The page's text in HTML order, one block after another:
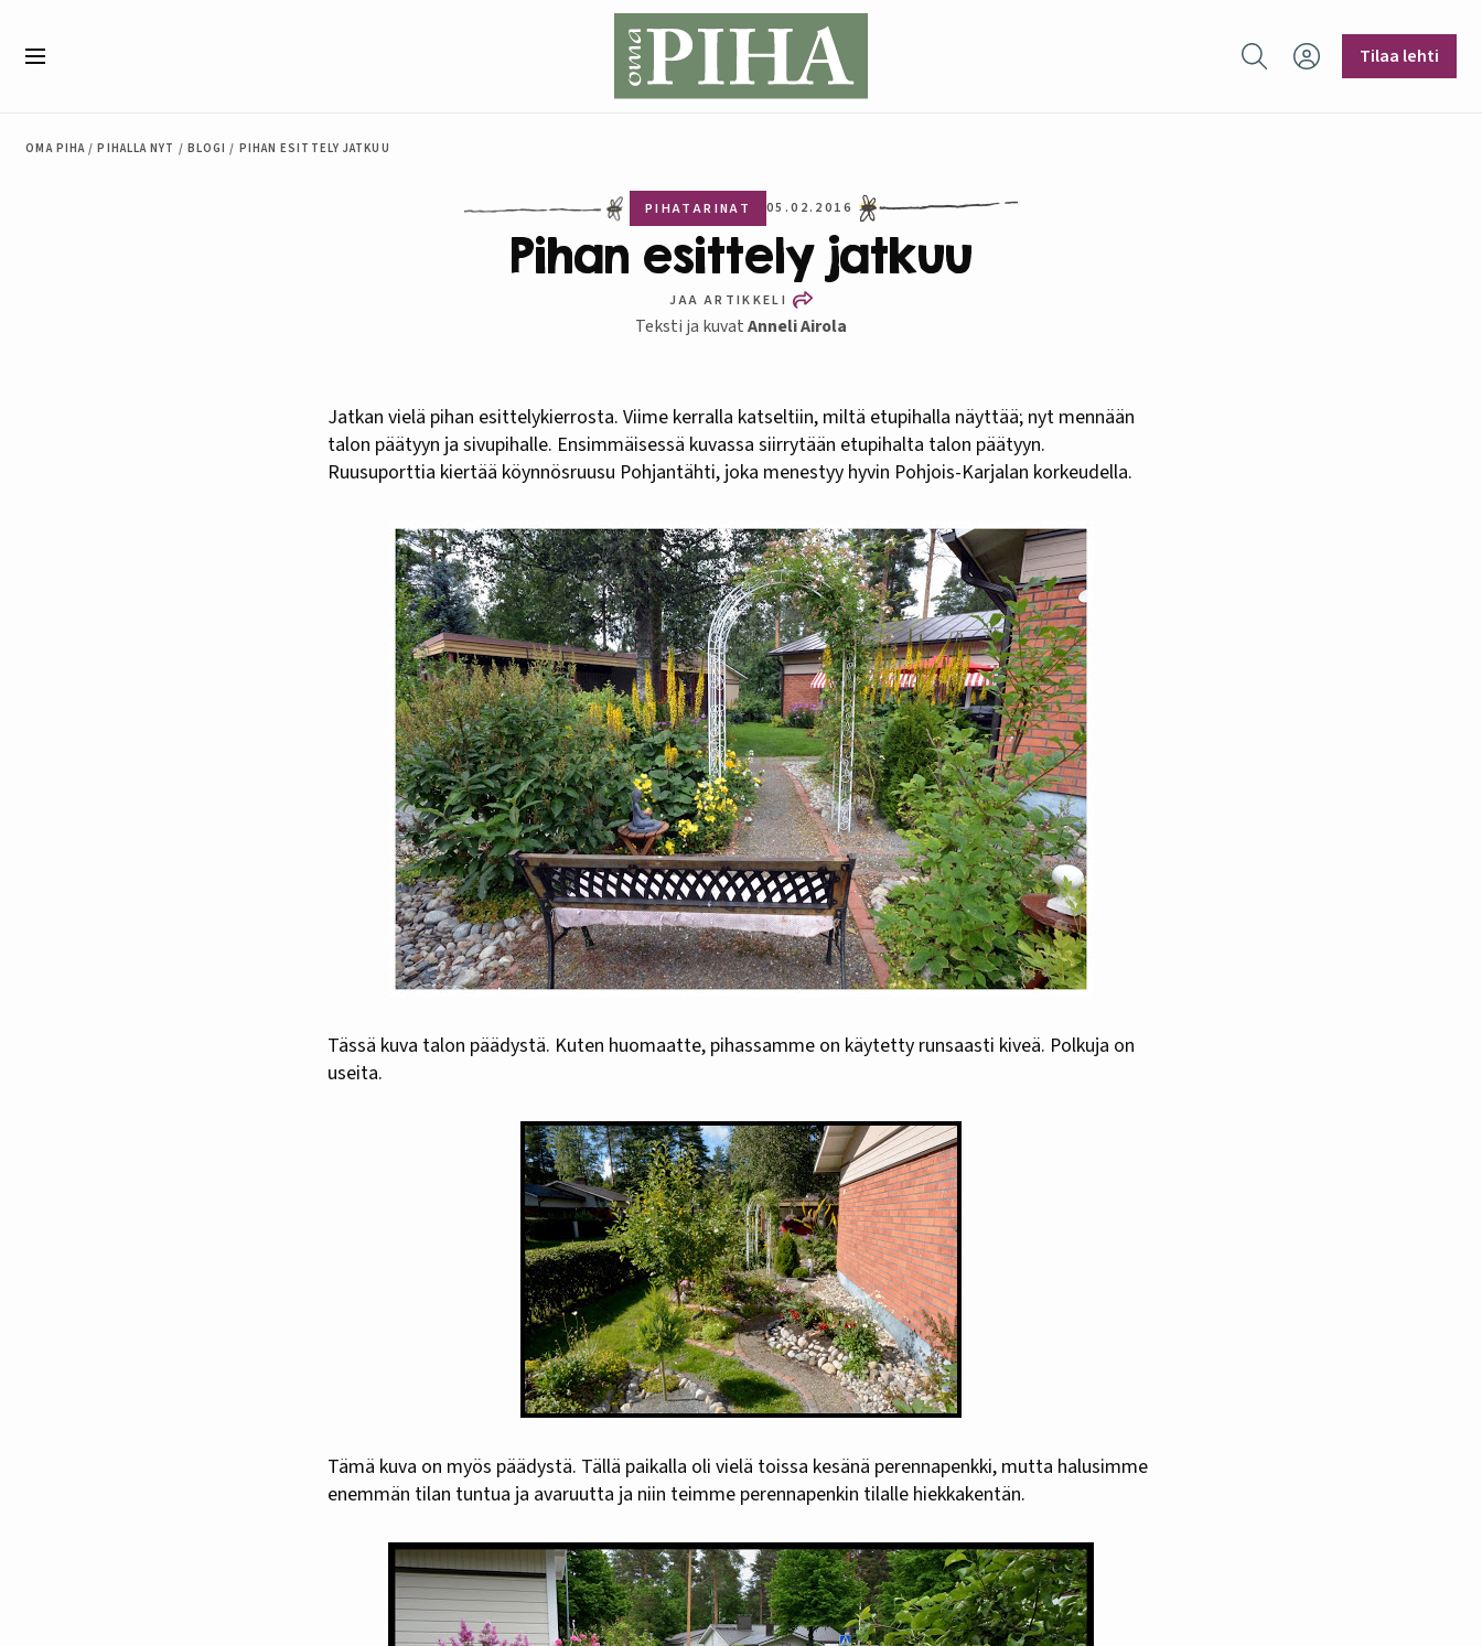
Hae sivustolta
Tilaa lehti
OMA PIHA / PIHALLA NYT / BLOGI / PIHAN ESITTELY JATKUU
PIHATARINAT 05.02.2016
Pihan esittely jatkuu
JAA ARTIKKELI
Teksti ja kuvatAnneli Airola
Jatkan vielä pihan esittelykierrosta. Viime kerralla katseltiin, miltä etupihalla näyttää; nyt mennään
talon päätyyn ja sivupihalle. Ensimmäisessä kuvassa siirrytään etupihalta talon päätyyn.
Ruusuporttia kiertää köynnösruusu Pohjantähti, joka menestyy hyvin Pohjois-Karjalan korkeudella.
Tässä kuva talon päädystä. Kuten huomaatte, pihassamme on käytetty runsaasti kiveä. Polkuja on
useita.
Tämä kuva on myös päädystä. Tällä paikalla oli vielä toissa kesänä perennapenkki, mutta halusimme
enemmän tilan tuntua ja avaruutta ja niin teimme perennapenkin tilalle hiekkakentän.